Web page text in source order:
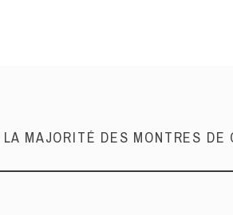
MAJORITÉ DES MONTRES DE